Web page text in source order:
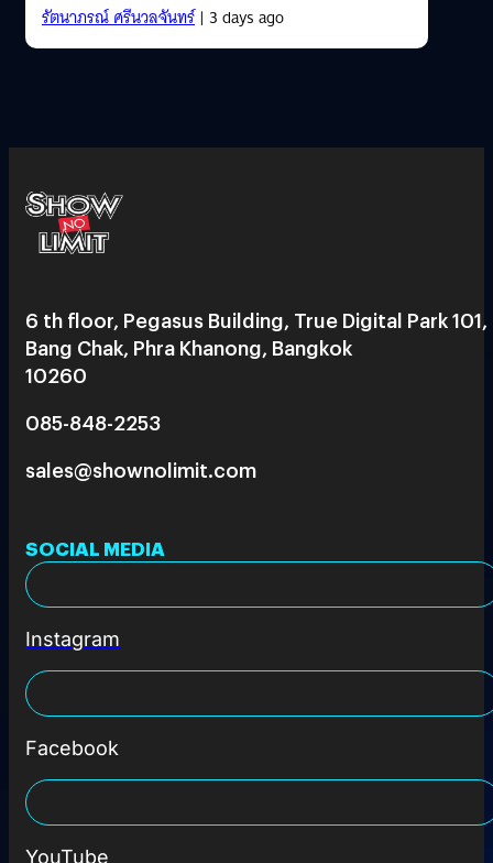
รัตนาภรณ์ ศรีนวลจันทร์| 3 days ago
6 th floor, Pegasus Building, True Digital Park 101,
Bang Chak, Phra Khanong, Bangkok
10260
085-848-2253
sales@shownolimit.com
SOCIAL MEDIA
Instagram
Facebook
YouTube